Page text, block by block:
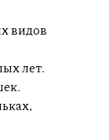
видов
лет.